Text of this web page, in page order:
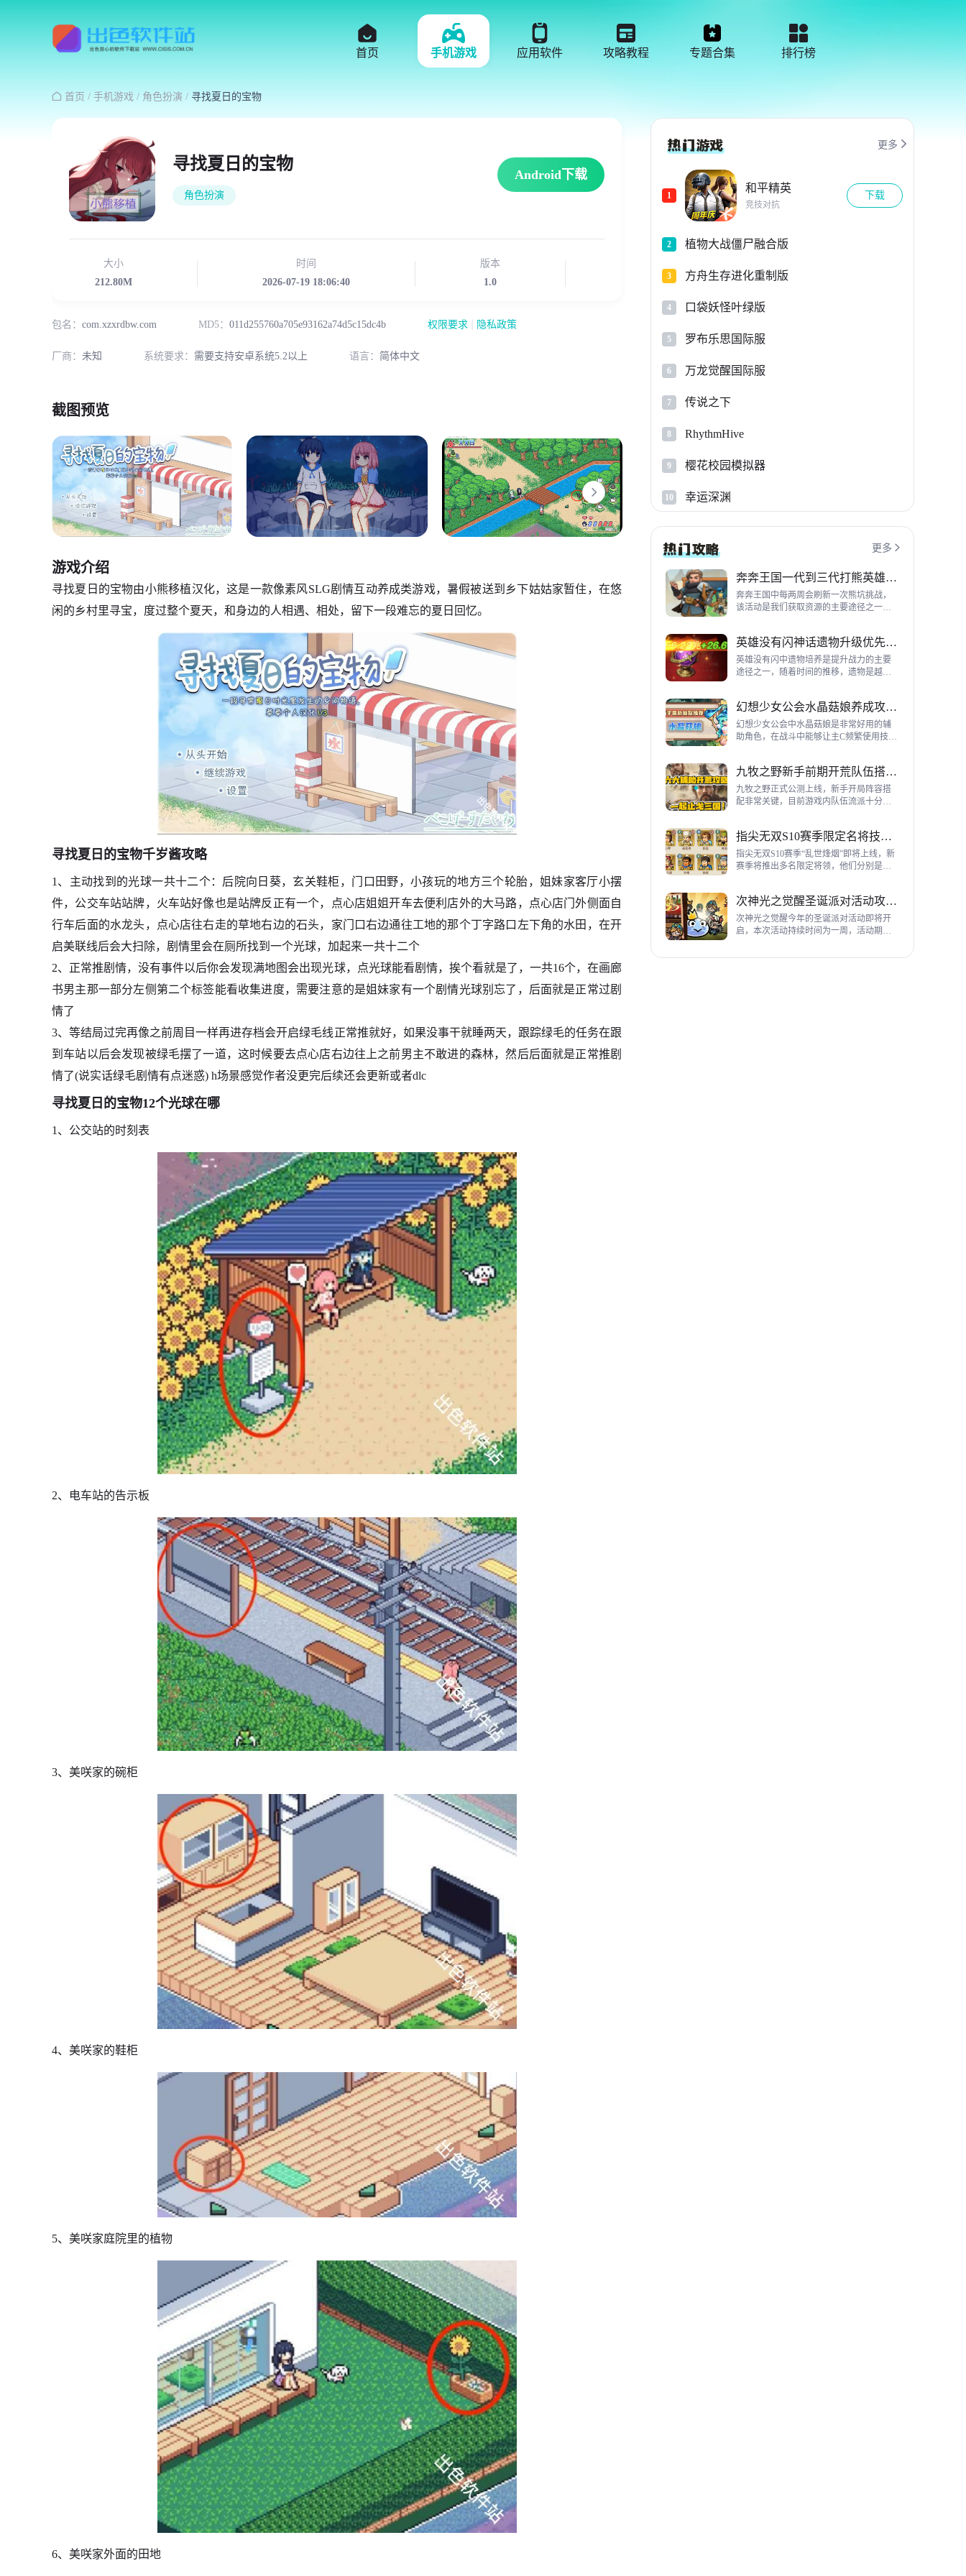
首页 手机游戏 应用软件 攻略教程 专题合集 排行榜
 首页 / 手机游戏 / 角色扮演 / 寻找夏日的宝物
寻找夏日的宝物
角色扮演
Android下载
大小
212.80M
时间
2026-07-19 18:06:40
版本
1.0
包名： com.xzxrdbw.com MD5： 011d255760a705e93162a74d5c15dc4b 权限要求 隐私政策
厂商： 未知 系统要求： 需要支持安卓系统5.2以上 语言： 简体中文
截图预览
游戏介绍
寻找夏日的宝物由小熊移植汉化，这是一款像素风SLG剧情互动养成类游戏，暑假被送到乡下姑姑家暂住，在悠
闲的乡村里寻宝，度过整个夏天，和身边的人相遇、相处，留下一段难忘的夏日回忆。
寻找夏日的宝物千岁酱攻略
1、主动找到的光球一共十二个：后院向日葵，玄关鞋柜，门口田野，小孩玩的地方三个轮胎，姐妹家客厅小摆
件，公交车站站牌，火车站好像也是站牌反正有一个，点心店姐姐开车去便利店外的大马路，点心店门外侧面自
行车后面的水龙头，点心店往右走的草地右边的石头，家门口右边通往工地的那个丁字路口左下角的水田，在开
启美联线后会大扫除，剧情里会在厕所找到一个光球，加起来一共十二个
2、正常推剧情，没有事件以后你会发现满地图会出现光球，点光球能看剧情，挨个看就是了，一共16个，在画廊
书男主那一部分左侧第二个标签能看收集进度，需要注意的是姐妹家有一个剧情光球别忘了，后面就是正常过剧
情了
3、等结局过完再像之前周目一样再进存档会开启绿毛线正常推就好，如果没事干就睡两天，跟踪绿毛的任务在跟
到车站以后会发现被绿毛摆了一道，这时候要去点心店右边往上之前男主不敢进的森林，然后后面就是正常推剧
情了(说实话绿毛剧情有点迷惑) h场景感觉作者没更完后续还会更新或者dlc
寻找夏日的宝物12个光球在哪
1、公交站的时刻表
2、电车站的告示板
3、美咲家的碗柜
4、美咲家的鞋柜
5、美咲家庭院里的植物
6、美咲家外面的田地
更多 
1
和平精英
竞技对抗
下载
2 植物大战僵尸融合版
3 方舟生存进化重制版
4 口袋妖怪叶绿版
5 罗布乐思国际服
6 万龙觉醒国际服
7 传说之下
8 RhythmHive
9 樱花校园模拟器
10 幸运深渊
更多 
奔奔王国一代到三代打熊英雄推荐
奔奔王国中每两周会刷新一次熊坑挑战，
该活动是我们获取资源的主要途径之一，
到三代打熊英雄选择建议，各位参考一
下。
英雄没有闪神话遗物升级优先级指南
英雄没有闪中遗物培养是提升战力的主要
途径之一，随着时间的推移，遗物是越来
神话遗物升级优先级建议。
幻想少女公会水晶菇娘养成攻略详解
幻想少女公会中水晶菇娘是非常好用的辅
助角色，在战斗中能够让主C频繁使用技
成全方位指南，大家来看看吧。
九牧之野新手前期开荒队伍搭配指南
九牧之野正式公测上线，新手开局阵容搭
配非常关键，目前游戏内队伍流派十分丰
前期开荒阵容搭配详细攻略。
指尖无双S10赛季限定名将技能一览
指尖无双S10赛季“乱世烽烟”即将上线，新
赛季将推出多名限定将领，他们分别是：
了解一下吧。
次神光之觉醒圣诞派对活动攻略指南
次神光之觉醒今年的圣诞派对活动即将开
启，本次活动持续时间为一周，活动期间
来提升活动等级领取对应奖励，下面为大